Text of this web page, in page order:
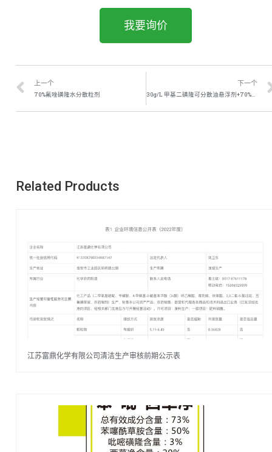
我要询价
上一个
70%氟唑磺隆水分散粒剂
下一个
30g/L 甲基二磺隆可分散油悬浮剂+70%氟唑磺隆水分散粒 剂 +44%2 甲 · 双 氟 悬 浮 剂 +280g/L 烷基乙基磺盐酸
Related Products
江苏富鼎化学有限公司清洁生产审核前期公示表